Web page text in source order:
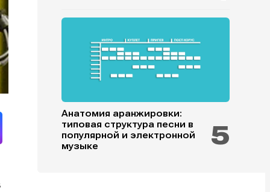
Анатомия аранжировки:
типовая структура песни в
популярной и электронной
музыке